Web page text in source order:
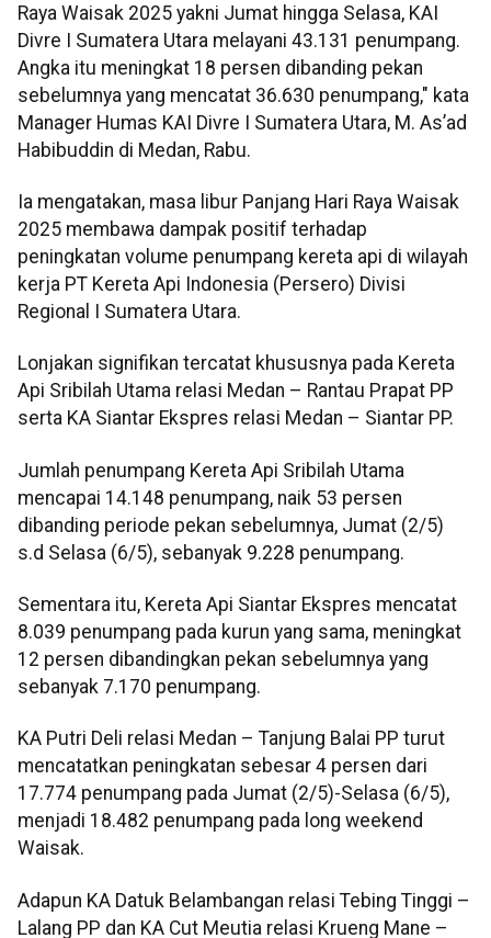
Raya Waisak 2025 yakni Jumat hingga Selasa, KAI
Divre I Sumatera Utara melayani 43.131 penumpang.
Angka itu meningkat 18 persen dibanding pekan
sebelumnya yang mencatat 36.630 penumpang," kata
Manager Humas KAI Divre I Sumatera Utara, M. As’ad
Habibuddin di Medan, Rabu.
Ia mengatakan, masa libur Panjang Hari Raya Waisak
2025 membawa dampak positif terhadap
peningkatan volume penumpang kereta api di wilayah
kerja PT Kereta Api Indonesia (Persero) Divisi
Regional I Sumatera Utara.
Lonjakan signifikan tercatat khususnya pada Kereta
Api Sribilah Utama relasi Medan – Rantau Prapat PP
serta KA Siantar Ekspres relasi Medan – Siantar PP.
Jumlah penumpang Kereta Api Sribilah Utama
mencapai 14.148 penumpang, naik 53 persen
dibanding periode pekan sebelumnya, Jumat (2/5)
s.d Selasa (6/5), sebanyak 9.228 penumpang.
Sementara itu, Kereta Api Siantar Ekspres mencatat
8.039 penumpang pada kurun yang sama, meningkat
12 persen dibandingkan pekan sebelumnya yang
sebanyak 7.170 penumpang.
KA Putri Deli relasi Medan – Tanjung Balai PP turut
mencatatkan peningkatan sebesar 4 persen dari
17.774 penumpang pada Jumat (2/5)-Selasa (6/5),
menjadi 18.482 penumpang pada long weekend
Waisak.
Adapun KA Datuk Belambangan relasi Tebing Tinggi –
Lalang PP dan KA Cut Meutia relasi Krueng Mane –